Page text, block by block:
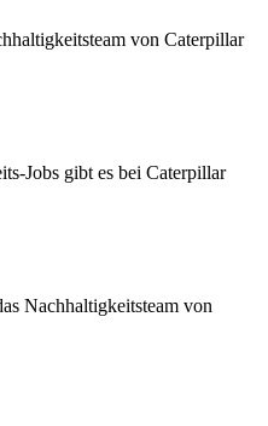
von Caterpillar
Jobs gibt es bei Caterpillar
Nachhaltigkeitsteam von